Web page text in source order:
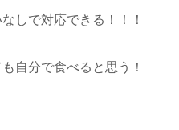
しで対応できる！！！
自分で食べると思う！